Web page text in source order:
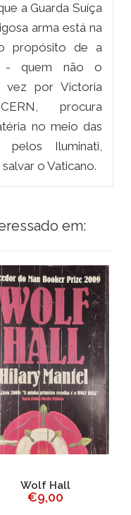
a Guarda Suíça
arma está na
propósito de a
- quem não o
vez por Victoria
procura
no meio das
pelos Iluminati,
o Vaticano.
em:
Wolf Hall
€9,00